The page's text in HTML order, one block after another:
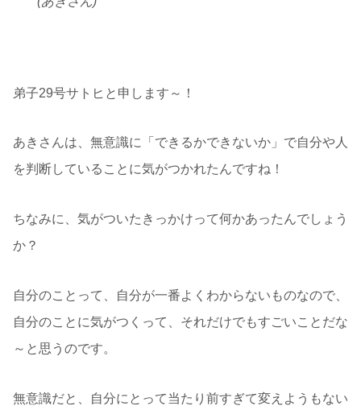
弟子29号サトヒと申します～！
あきさんは、無意識に「できるかできないか」で自分や人
を判断していることに気がつかれたんですね！
ちなみに、気がついたきっかけって何かあったんでしょう
か？
自分のことって、自分が一番よくわからないものなので、
自分のことに気がつくって、それだけでもすごいことだな
～と思うのです。
無意識だと、自分にとって当たり前すぎて変えようもない